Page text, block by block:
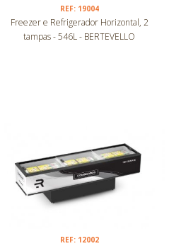
REF: 19004
Freezer e Refrigerador Horizontal, 2
tampas - 546L - BERTEVELLO
REF: 12002